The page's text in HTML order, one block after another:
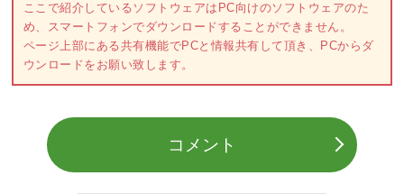
ここで紹介しているソフトウェアはPC向けのソフトウェアのた
め、スマートフォンでダウンロードすることができません。
ページ上部にある共有機能でPCと情報共有して頂き、PCからダ
ウンロードをお願い致します。
コメント